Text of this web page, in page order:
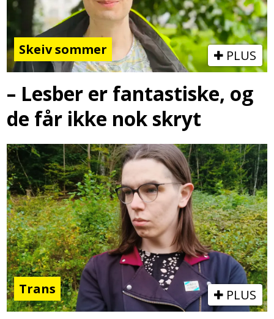
Skeiv sommer PLUS
– Lesber er fantastiske, og
de får ikke nok skryt
Trans PLUS